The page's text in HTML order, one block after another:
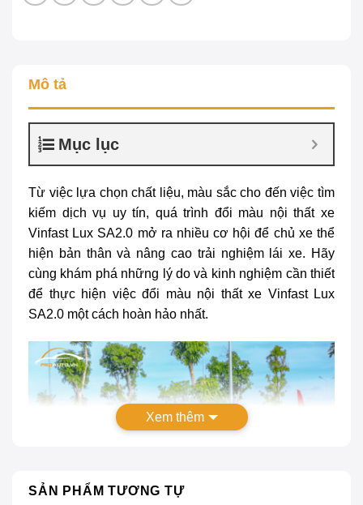
Mô tả
Mục lục
Từ việc lựa chọn chất liệu, màu sắc cho đến việc tìm
kiếm dịch vụ uy tín, quá trình đổi màu nội thất xe
Vinfast Lux SA2.0 mở ra nhiều cơ hội để chủ xe thể
hiện bản thân và nâng cao trải nghiệm lái xe. Hãy
cùng khám phá những lý do và kinh nghiệm cần thiết
để thực hiện việc đổi màu nội thất xe Vinfast Lux
SA2.0 một cách hoàn hảo nhất.
Xem thêm
SẢN PHẨM TƯƠNG TỰ